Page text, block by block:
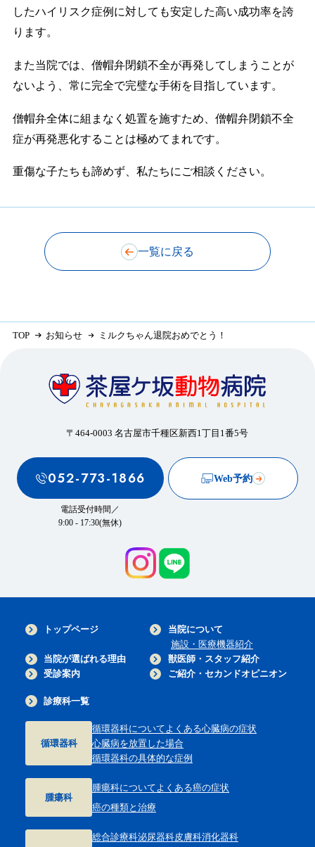
したハイリスク症例に対しても安定した高い成功率を誇
ります。
また当院では、僧帽弁閉鎖不全が再発してしまうことが
ないよう、常に完全で完璧な手術を目指しています。
僧帽弁全体に組まなく処置を施すため、僧帽弁閉鎖不全
症が再発悪化することは極めてまれです。
重傷な子たちも諦めず、私たちにご相談ください。
一覧に戻る
TOP お知らせ ミルクちゃん退院おめでとう！
〒464-0003 名古屋市千種区新西1丁目1番5号
052-773-1866
電話受付時間／
9:00 - 17:30(無休)
Web予約
トップページ
当院について
施設・医療機器紹介
当院が選ばれる理由
獣医師・スタッフ紹介
受診案内
ご紹介・セカンドオピニオン
診療科一覧
循環器科
循環器科についてよくある心臓病の症状
心臓病を放置した場合
循環器科の具体的な症例
腫瘍科
腫瘍科についてよくある癌の症状
癌の種類と治療
総合診療科泌尿器科皮膚科消化器科